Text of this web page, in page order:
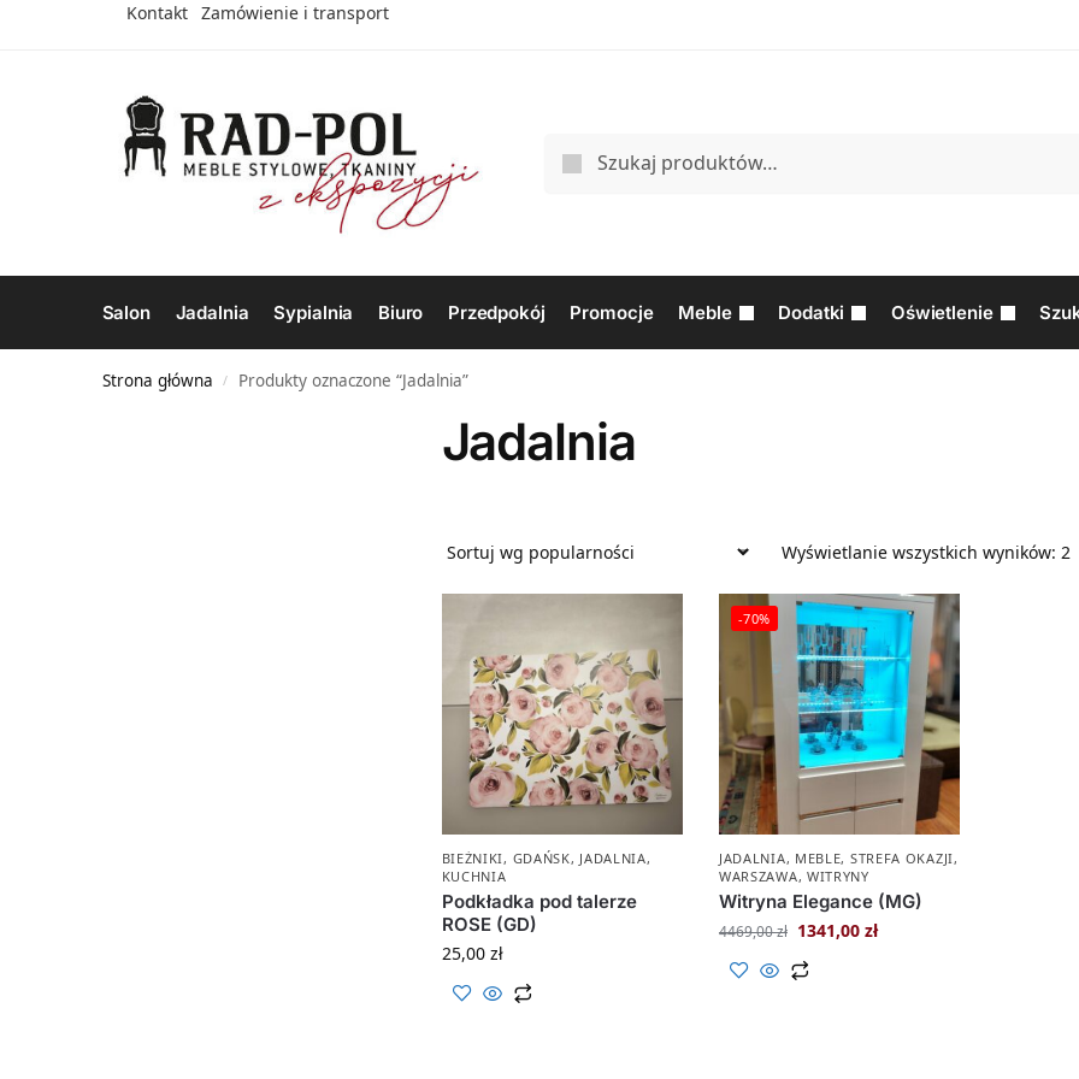
Kontakt Zamówienie i transport
Salon Jadalnia Sypialnia Biuro Przedpokój Promocje Meble Dodatki Oświetlenie
Strona główna / Produkty oznaczone “Jadalnia”
Jadalnia
Wyświetlanie wszystkich wyników: 2
BIEŻNIKI, GDAŃSK, JADALNIA,
KUCHNIA
Podkładka pod talerze
ROSE (GD)
25,00 zł
-70%
JADALNIA, MEBLE, STREFA OKAZJI,
WARSZAWA, WITRYNY
Witryna Elegance (MG)
4469,00zł 1341,00 zł